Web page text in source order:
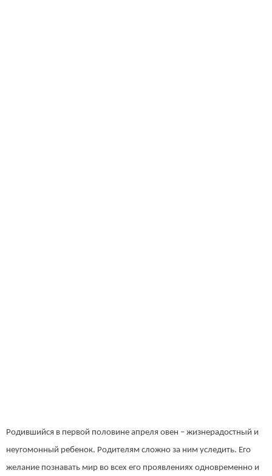
Родившийся в первой половине апреля овен – жизнерадостный и
неугомонный ребенок. Родителям сложно за ним уследить. Его
желание познавать мир во всех его проявлениях одновременно и